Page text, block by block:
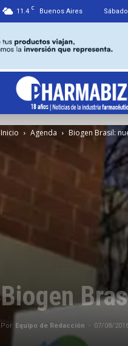
11.4 C Buenos Aires
Inicio Agenda Biogen Brasil:
Biogen
Por Equipo de Redacción - 07/08/